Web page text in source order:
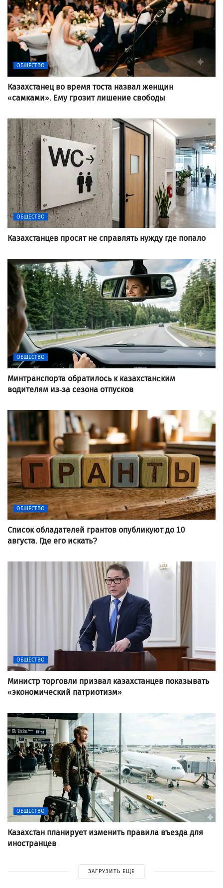
ОБЩЕСТВО
Казахстанец во время тоста назвал женщин
«самками». Ему грозит лишение свободы
ОБЩЕСТВО
Казахстанцев просят не справлять нужду где попало
ОБЩЕСТВО
Минтранспорта обратилось к казахстанcким
водителям из-за сезона отпусков
ОБЩЕСТВО
Список обладателей грантов опубликуют до 10
августа. Где его искать?
ОБЩЕСТВО
Министр торговли призвал казахстанцев показывать
«экономический патриотизм»
ОБЩЕСТВО
Казахстан планирует изменить правила въезда для
иностранцев
ЗАГРУЗИТЬ ЕЩЕ